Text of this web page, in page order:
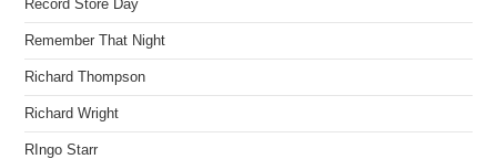
Record Store Day
Remember That Night
Richard Thompson
Richard Wright
RIngo Starr